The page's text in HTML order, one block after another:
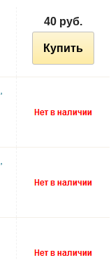
40 руб.
Купить